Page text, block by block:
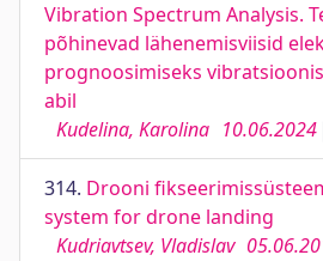
Vibration Spectrum Analysis.
põhinevad lähenemisviisid
prognoosimiseks
abil
Kudelina, Karolina 10.06.2024
314. Drooni
system for drone landing
Kudriavtsev, Vladislav